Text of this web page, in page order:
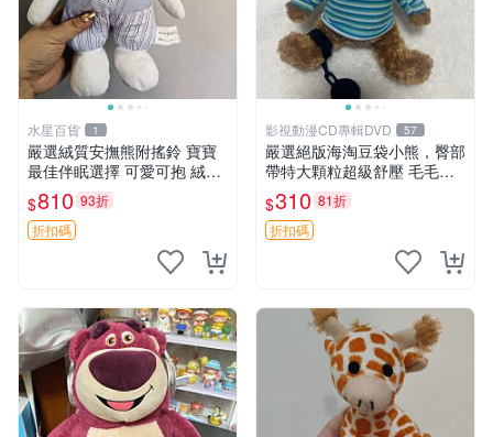
水星百貨 1
嚴選絨質安撫熊附搖鈴 寶寶
最佳伴眠選擇 可愛可抱 絨毛
玩具 安撫熊 嬰兒用
$810 93折
折扣碼
影視動漫CD專輯DVD 57
嚴選絕版海淘豆袋小熊，臀部
帶特大顆粒超級舒壓 毛毛摸
起來格外順滑適合收藏 100%
棉質 豆袋枕 豆袋、抱枕、小
熊
$310 81折
折扣碼